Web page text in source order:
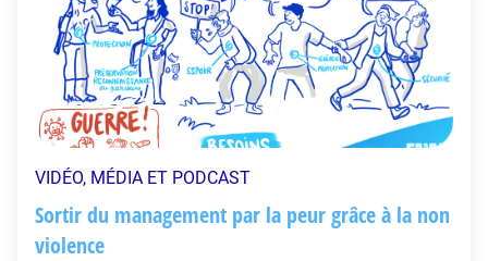
VIDÉO, MÉDIA ET PODCAST
Sortir du management par la peur grâce à la non
violence